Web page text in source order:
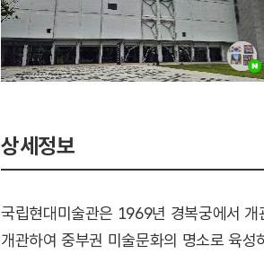
상세정보
국립현대미술관은 1969년 경복궁에서
개관하여 중부권 미술문화의 명소로 육